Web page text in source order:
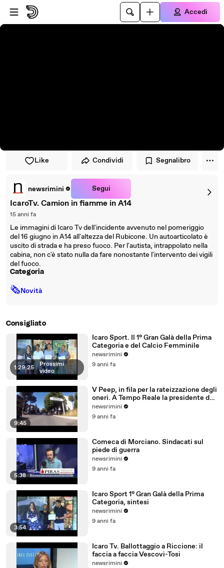
Vai al lettore
Passa al contenuto principale
Accedi
Like Condividi Segnalibro
newsrimini Segui
IcaroTv. Camion in fiamme in A14
15 anni fa
Le immagini di Icaro Tv dell'incidente avvenuto nel pomeriggio
del 16 giugno in A14 all'altezza del Rubicone. Un autoarticolato è
uscito di strada e ha preso fuoco. Per l'autista, intrappolato nella
cabina, non c'è stato nulla da fare nonostante l'intervento dei vigili
del fuoco.
Categoria
🗞Novità
Consigliato
1:29:25 | Prossimi
video
Icaro Sport. Il 1° Gran Galà della Prima
Categoria e del Calcio Femminile
newsrimini
9 anni fa
9:45
V Peep, in fila per la rateizzazione degli
oneri. A Tempo Reale la presidente del
Comitato
newsrimini
9 anni fa
5:38
Comeca di Morciano. Sindacati sul
piede di guerra
newsrimini
9 anni fa
3:54
Icaro Sport 1° Gran Galà della Prima
Categoria, sintesi
newsrimini
9 anni fa
Icaro Tv. Ballottaggio a Riccione: il
faccia a faccia Vescovi-Tosi
newsrimini